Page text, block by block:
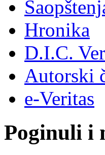
Hronika
D.I.C.
Autorski
e-Veritas
Poginuli i